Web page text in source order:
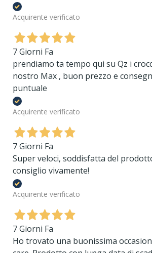
Acquirente verificato
7 Giorni Fa
prendiamo ta tempo qui su Qz i
nostro Max , buon prezzo e
puntuale
Acquirente verificato
7 Giorni Fa
Super veloci, soddisfatta del
consiglio vivamente!
Acquirente verificato
7 Giorni Fa
Ho trovato una buonissima